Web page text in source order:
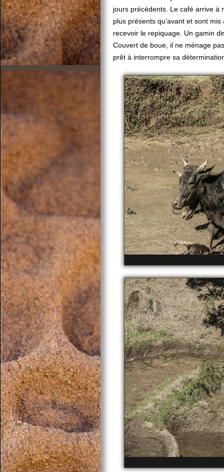
jours précédents. Le café arrive à
plus présents qu’avant et sont
recevoir le repiquage. Un gamin
Couvert de boue, il ne ménage
prêt à interrompre sa